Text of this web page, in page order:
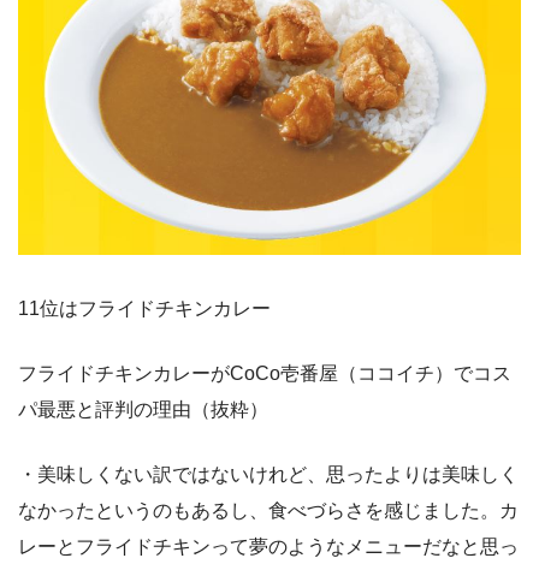
11位はフライドチキンカレー
フライドチキンカレーがCoCo壱番屋（ココイチ）でコス
パ最悪と評判の理由（抜粋）
・美味しくない訳ではないけれど、思ったよりは美味しく
なかったというのもあるし、食べづらさを感じました。カ
レーとフライドチキンって夢のようなメニューだなと思っ